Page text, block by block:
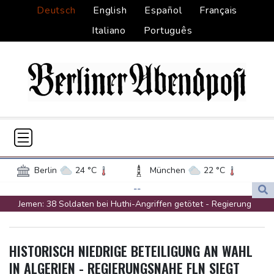
Deutsch English Español
Français
Italiano
Português
Berlin 24 °C München
22 °C
Frankfurt am Main
24 °C
Köln
22 °C Kiel
18 °C
--
Jemen: 38 Soldaten bei Huthi-Angriffen getötet - Regierung
Damaskus
HISTORISCH NIEDRIGE BETEILIGUNG AN WAHL
IN ALGERIEN - REGIERUNGSNAHE FLN SIEGT